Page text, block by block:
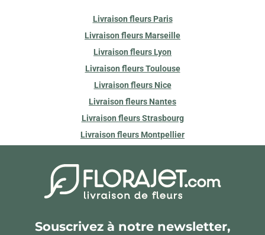
Livraison fleurs Paris
Livraison fleurs Marseille
Livraison fleurs Lyon
Livraison fleurs Toulouse
Livraison fleurs Nice
Livraison fleurs Nantes
Livraison fleurs Strasbourg
Livraison fleurs Montpellier
Souscrivez à notre newsletter,